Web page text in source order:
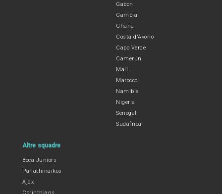
Gabon
Gambia
Ghana
Costa d'Avorio
Capo Verde
Camerun
Mali
Marocco
Namibia
Nigeria
Senegal
Sudafrica
Altre squadre
Boca Juniors
Panathinaikos
Ajax
Corinthians